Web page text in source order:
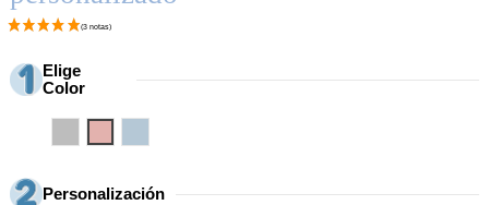
Elige
Color
Personalización